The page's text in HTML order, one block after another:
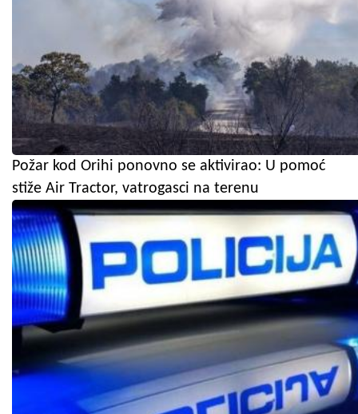
Požar kod Orihi ponovno se aktivirao: U pomoć
stiže Air Tractor, vatrogasci na terenu